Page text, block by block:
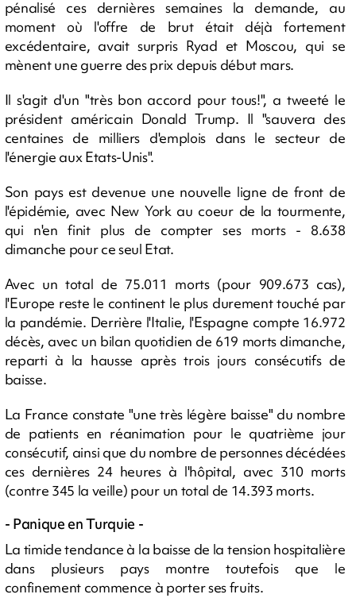
pénalisé ces dernières semaines la demande, au
moment où l'offre de brut était déjà fortement
excédentaire, avait surpris Ryad et Moscou, qui se
mènent une guerre des prix depuis début mars.
Il s'agit d'un "très bon accord pour tous!", a tweeté le
président américain Donald Trump. Il "sauvera des
centaines de milliers d'emplois dans le secteur de
l'énergie aux Etats-Unis".
Son pays est devenue une nouvelle ligne de front de
l'épidémie, avec New York au coeur de la tourmente,
qui n'en finit plus de compter ses morts - 8.638
dimanche pour ce seul Etat.
Avec un total de 75.011 morts (pour 909.673 cas),
l'Europe reste le continent le plus durement touché par
la pandémie. Derrière l'Italie, l'Espagne compte 16.972
décès, avec un bilan quotidien de 619 morts dimanche,
reparti à la hausse après trois jours consécutifs de
baisse.
La France constate "une très légère baisse" du nombre
de patients en réanimation pour le quatrième jour
consécutif, ainsi que du nombre de personnes décédées
ces dernières 24 heures à l'hôpital, avec 310 morts
(contre 345 la veille) pour un total de 14.393 morts.
- Panique en Turquie -
La timide tendance à la baisse de la tension hospitalière
dans plusieurs pays montre toutefois que le
confinement commence à porter ses fruits.